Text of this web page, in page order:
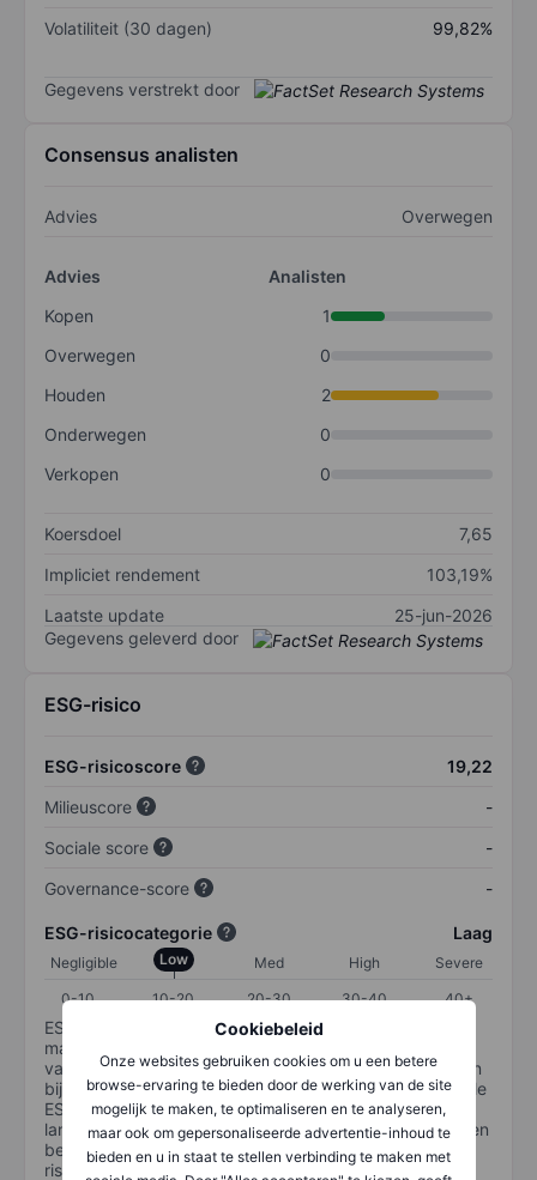
Cookiebeleid
Onze websites gebruiken cookies om u een betere
browse-ervaring te bieden door de werking van de site
mogelijk te maken, te optimaliseren en te analyseren,
maar ook om gepersonaliseerde advertentie-inhoud te
bieden en u in staat te stellen verbinding te maken met
Volatiliteit (30 dagen)
99,82%
Gegevens verstrekt door
Consensus analisten
Advies Overwegen
Advies
Analisten
Kopen
1
Overwegen
0
Houden
2
Onderwegen
0
Verkopen
0
Koersdoel
7,65
Impliciet rendement
103,19%
Laatste update
25-jun-2026
Gegevens geleverd door
ESG-risico
ESG-risicoscore
19,22
Milieuscore
-
Sociale score
-
Governance-score
-
ESG-risicocategorie Laag
Negligible Low Med High
Severe
0-10
10-20 20-30 30-40 40+
ESG-risico is een maatstaf voor hoe goed een bedrijf
materiële ESG-risico's beheert. De ESG-risicocategorie
van Sustainalytics is ontworpen om beleggers te helpen
bij het identificeren en begrijpen van financieel materiële
ESG-risico's op bedrijfsniveau en hoe deze de
langetermijnprestaties van aandelenbeleggingen kunnen
beïnvloeden. De schaal loopt van 0-100. Hoe lager het
risico, hoe beter (0 staat voor geen risico en 100 voor